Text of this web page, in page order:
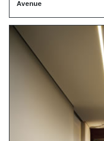
Avenue